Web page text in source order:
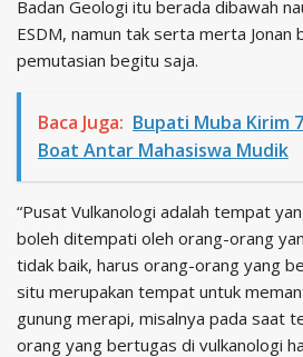
Badan Geologi itu berada dibawah
ESDM, namun tak serta merta Jonan
pemutasian begitu saja.
Baca Juga: Bupati Muba Kirim
Boat Antar Mahasiswa Mudik
“Pusat Vulkanologi adalah tempat
boleh ditempati oleh orang-orang
tidak baik, harus orang-orang yang
situ merupakan tempat untuk
gunung merapi, misalnya pada saat
orang yang bertugas di vulkanologi